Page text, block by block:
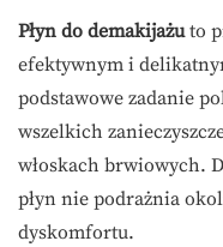
Płyn do demakijażuto
efektywnym i
podstawowe zadanie
wszelkich
włoskach brwiowych.
płyn nie podrażnia
dyskomfortu.